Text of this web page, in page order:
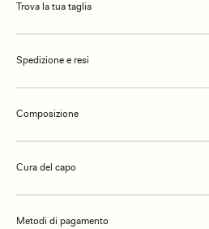
Trova la tua taglia
Spedizione e resi
Composizione
Cura del capo
Metodi di pagamento